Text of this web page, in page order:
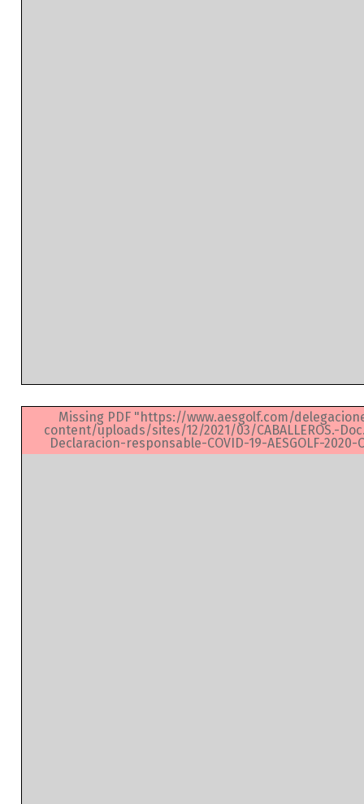
Missing PDF "https://www.aesgolf.com/
content/uploads/sites/12/2021/03/CABALLEROS.-
Declaracion-responsable-COVID-19-AESGOLF-2020-